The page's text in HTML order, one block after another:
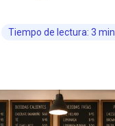
Tiempo de lectura: 3 min.